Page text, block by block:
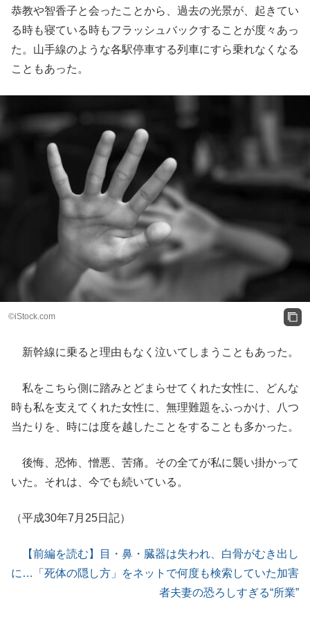
恭教や智香子と会ったことから、過去の光景が、起きてい
る時も寝ている時もフラッシュバックすることが度々あっ
た。山手線のような各駅停車する列車にすら乗れなくなる
こともあった。
©iStock.com
新幹線に乗ると理由もなく泣いてしまうこともあった。
私をこちら側に踏みとどまらせてくれた女性に、どんな
時も私を支えてくれた女性に、無理難題をふっかけ、八つ
当たりを、時には度を越したことをすることも多かった。
後悔、恐怖、憎悪、苦痛。その全てが私に襲い掛かって
いた。それは、今でも続いている。
（平成30年7月25日記）
【前編を読む】目・鼻・臓器は失われ、白骨がむき出し
に…「死体の隠し方」をネットで何度も検索していた加害
者夫妻の恐ろしすぎる“所業”